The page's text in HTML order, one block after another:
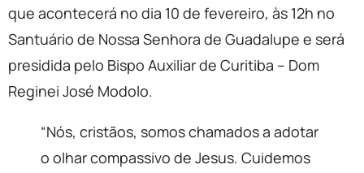
que acontecerá no dia 10 de fevereiro, às 12h no
Santuário de Nossa Senhora de Guadalupe e será
presidida pelo Bispo Auxiliar de Curitiba – Dom
Reginei José Modolo.
“Nós, cristãos, somos chamados a adotar
o olhar compassivo de Jesus. Cuidemos